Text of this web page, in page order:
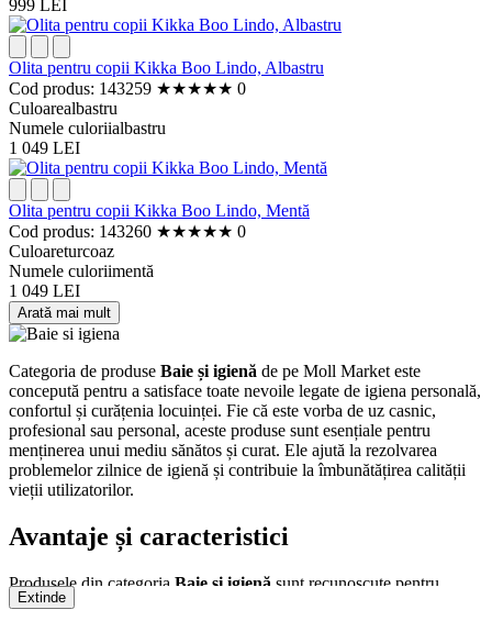
999 LEI
Olita pentru copii Kikka Boo Lindo, Albastru
Cod produs: 143259 ★★★★★ 0
Culoarealbastru
Numele culoriialbastru
1 049 LEI
Olita pentru copii Kikka Boo Lindo, Mentă
Cod produs: 143260 ★★★★★ 0
Culoareturcoaz
Numele culoriimentă
1 049 LEI
Arată mai mult
Categoria de produse Baie și igienă de pe Moll Market este
concepută pentru a satisface toate nevoile legate de igiena personală,
confortul și curățenia locuinței. Fie că este vorba de uz casnic,
profesional sau personal, aceste produse sunt esențiale pentru
menținerea unui mediu sănătos și curat. Ele ajută la rezolvarea
problemelor zilnice de igienă și contribuie la îmbunătățirea calității
vieții utilizatorilor.
Avantaje și caracteristici
Produsele din categoria Baie și igienă sunt recunoscute pentru
calitatea lor superioară și fiabilitatea de neegalat. Iată câteva dintre
Extinde